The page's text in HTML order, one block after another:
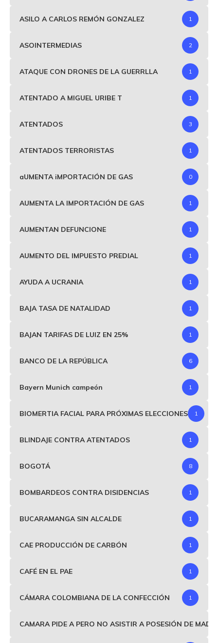
ASILO A CARLOS REMÓN GONZALEZ 1
ASOINTERMEDIAS 2
ATAQUE CON DRONES DE LA GUERRLLA 1
ATENTADO A MIGUEL URIBE T 1
ATENTADOS 3
ATENTADOS TERRORISTAS 1
aUMENTA iMPORTACIÓN DE GAS 0
AUMENTA LA IMPORTACIÓN DE GAS 1
AUMENTAN DEFUNCIONE 1
AUMENTO DEL IMPUESTO PREDIAL 1
AYUDA A UCRANIA 1
BAJA TASA DE NATALIDAD 1
BAJAN TARIFAS DE LUIZ EN 25% 1
BANCO DE LA REPÚBLICA 6
Bayern Munich campeón 1
BIOMERTIA FACIAL PARA PRÓXIMAS ELECCIONES 1
BLINDAJE CONTRA ATENTADOS 1
BOGOTÁ 8
BOMBARDEOS CONTRA DISIDENCIAS 1
BUCARAMANGA SIN ALCALDE 1
CAE PRODUCCIÓN DE CARBÓN 1
CAFÉ EN EL PAE 1
CÁMARA COLOMBIANA DE LA CONFECCIÓN 1
CAMARA PIDE A PERO NO ASISTIR A POSESIÓN DE